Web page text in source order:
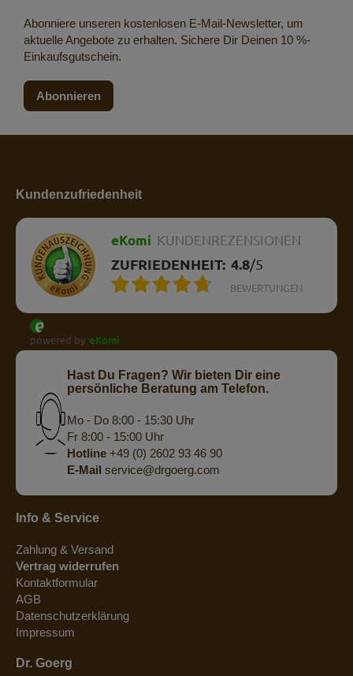
Abonniere unseren kostenlosen E-Mail-Newsletter, um
aktuelle Angebote zu erhalten. Sichere Dir Deinen 10 %-
Einkaufsgutschein.
Abonnieren
Kundenzufriedenheit
eKomi KUNDENREZENSIONEN
ZUFRIEDENHEIT: 4.8/5
BEWERTUNGEN
powered by eKomi
Hast Du Fragen? Wir bieten Dir eine
persönliche Beratung am Telefon.
Mo - Do 8:00 - 15:30 Uhr
Fr 8:00 - 15:00 Uhr
Hotline +49 (0) 2602 93 46 90
E-Mail service@drgoerg.com
Info & Service
Zahlung & Versand
Vertrag widerrufen
Kontaktformular
AGB
Datenschutzerklärung
Impressum
Dr. Goerg